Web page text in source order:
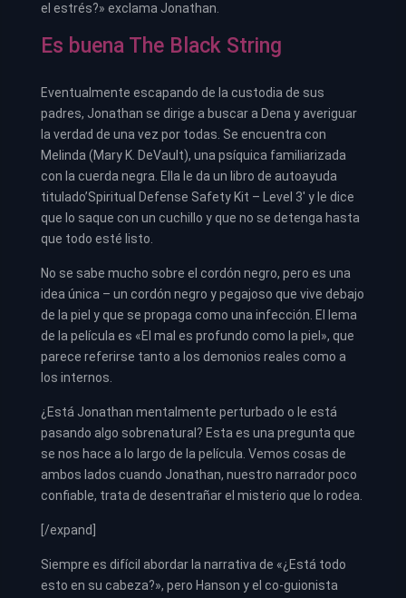
el estrés?» exclama Jonathan.
Es buena The Black String
Eventualmente escapando de la custodia de sus
padres, Jonathan se dirige a buscar a Dena y averiguar
la verdad de una vez por todas. Se encuentra con
Melinda (Mary K. DeVault), una psíquica familiarizada
con la cuerda negra. Ella le da un libro de autoayuda
titulado’Spiritual Defense Safety Kit – Level 3′ y le dice
que lo saque con un cuchillo y que no se detenga hasta
que todo esté listo.
No se sabe mucho sobre el cordón negro, pero es una
idea única – un cordón negro y pegajoso que vive debajo
de la piel y que se propaga como una infección. El lema
de la película es «El mal es profundo como la piel», que
parece referirse tanto a los demonios reales como a
los internos.
¿Está Jonathan mentalmente perturbado o le está
pasando algo sobrenatural? Esta es una pregunta que
se nos hace a lo largo de la película. Vemos cosas de
ambos lados cuando Jonathan, nuestro narrador poco
confiable, trata de desentrañar el misterio que lo rodea.
[/expand]
Siempre es difícil abordar la narrativa de «¿Está todo
esto en su cabeza?», pero Hanson y el co-guionista